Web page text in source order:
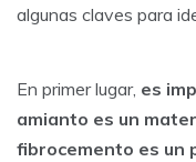
algunas claves para
En primer lugar, es
amianto es un
fibrocemento es un